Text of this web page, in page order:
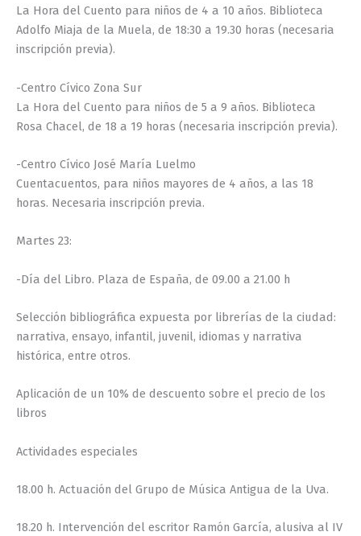
La Hora del Cuento para niños de 4 a 10 años. Biblioteca
Adolfo Miaja de la Muela, de 18:30 a 19.30 horas (necesaria
inscripción previa).
-Centro Cívico Zona Sur
La Hora del Cuento para niños de 5 a 9 años. Biblioteca
Rosa Chacel, de 18 a 19 horas (necesaria inscripción previa).
-Centro Cívico José María Luelmo
Cuentacuentos, para niños mayores de 4 años, a las 18
horas. Necesaria inscripción previa.
Martes 23:
-Día del Libro. Plaza de España, de 09.00 a 21.00 h
Selección bibliográfica expuesta por librerías de la ciudad:
narrativa, ensayo, infantil, juvenil, idiomas y narrativa
histórica, entre otros.
Aplicación de un 10% de descuento sobre el precio de los
libros
Actividades especiales
18.00 h. Actuación del Grupo de Música Antigua de la Uva.
18.20 h. Intervención del escritor Ramón García, alusiva al IV